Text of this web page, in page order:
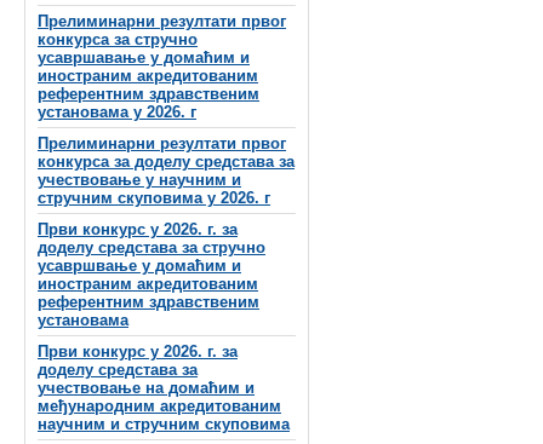
Прелиминарни резултати првог
конкурса за стручно
усавршавање у домаћим и
иностраним акредитованим
референтним здравственим
установама у 2026. г
Прелиминарни резултати првог
конкурса за доделу средстава за
учествовање у научним и
стручним скуповима у 2026. г
Први конкурс у 2026. г. за
доделу средстава за стручно
усавршвање у домаћим и
иностраним акредитованим
референтним здравственим
установама
Први конкурс у 2026. г. за
доделу средстава за
учествовање на домаћим и
међународним акредитованим
научним и стручним скуповима